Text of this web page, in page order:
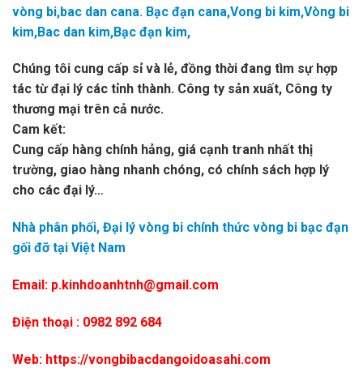
vòng bi,bac dan cana. Bạc đạn cana,Vong bi kim,Vòng bi
kim,Bac dan kim,Bạc đạn kim,
Chúng tôi cung cấp sỉ và lẻ, đồng thời đang tìm sự hợp
tác từ đại lý các tỉnh thành. Công ty sản xuất, Công ty
thương mại trên cả nước.
Cam kết:
Cung cấp hàng chính hảng, giá cạnh tranh nhất thị
trường, giao hàng nhanh chóng, có chính sách hợp lý
cho các đại lý…
Nhà phân phối, Đại lý vòng bi chính thức vòng bi bạc đạn
gối đỡ tại Việt Nam
Email: p.kinhdoanhtnh@gmail.com
Điện thoại : 0982 892 684
Web: https://vongbibacdangoidoasahi.com